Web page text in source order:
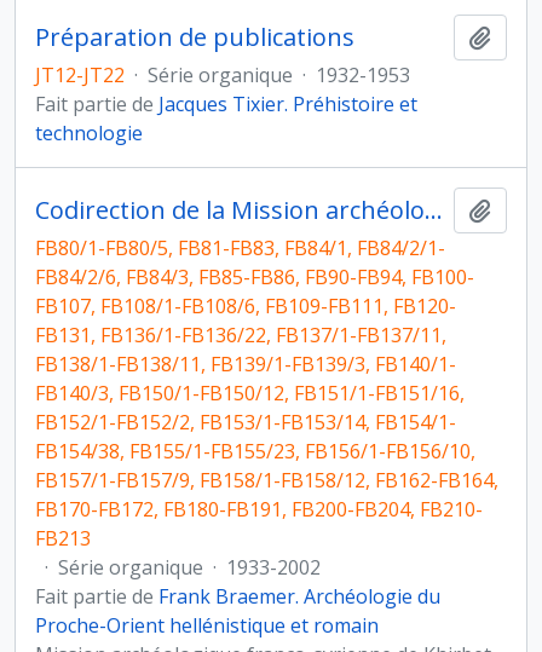
Préparation de publications
JT12-JT22 · Série organique · 1932-1953
Fait partie de Jacques Tixier. Préhistoire et
technologie
Codirection de la Mission archéologique franco-syrienne de Khirbet el Umbashi (Syrie)
FB80/1-FB80/5, FB81-FB83, FB84/1, FB84/2/1-
FB84/2/6, FB84/3, FB85-FB86, FB90-FB94, FB100-
FB107, FB108/1-FB108/6, FB109-FB111, FB120-
FB131, FB136/1-FB136/22, FB137/1-FB137/11,
FB138/1-FB138/11, FB139/1-FB139/3, FB140/1-
FB140/3, FB150/1-FB150/12, FB151/1-FB151/16,
FB152/1-FB152/2, FB153/1-FB153/14, FB154/1-
FB154/38, FB155/1-FB155/23, FB156/1-FB156/10,
FB157/1-FB157/9, FB158/1-FB158/12, FB162-FB164,
FB170-FB172, FB180-FB191, FB200-FB204, FB210-
FB213
· Série organique · 1933-2002
Fait partie de Frank Braemer. Archéologie du
Proche-Orient hellénistique et romain